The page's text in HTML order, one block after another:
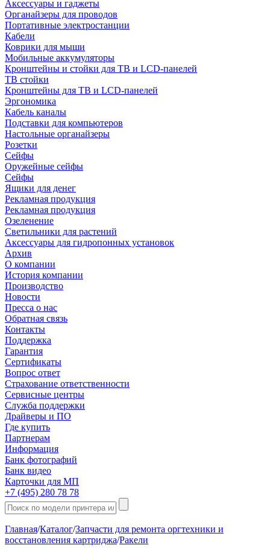
Аксессуары и гаджеты
Органайзеры для проводов
Портативные электростанции
Кабели
Коврики для мыши
Мобильные аккумуляторы
Кронштейны и стойки для ТВ и LCD-панелей
ТВ стойки
Кронштейны для ТВ и LCD-панелей
Эргономика
Кабель каналы
Подставки для компьютеров
Настольные органайзеры
Розетки
Сейфы
Оружейные сейфы
Сейфы
Ящики для денег
Рекламная продукция
Рекламная продукция
Озеленение
Светильники для растений
Аксессуары для гидропонных установок
Архив
О компании
История компании
Производство
Новости
Пресса о нас
Обратная связь
Контакты
Поддержка
Гарантия
Сертификаты
Вопрос ответ
Страхование ответственности
Сервисные центры
Служба поддержки
Драйверы и ПО
Где купить
Партнерам
Информация
Банк фотографий
Банк видео
Карточки для МП
+7 (495) 280 78 78
Главная/Каталог/Запчасти для ремонта оргтехники и
восстановления картриджа/Ракели